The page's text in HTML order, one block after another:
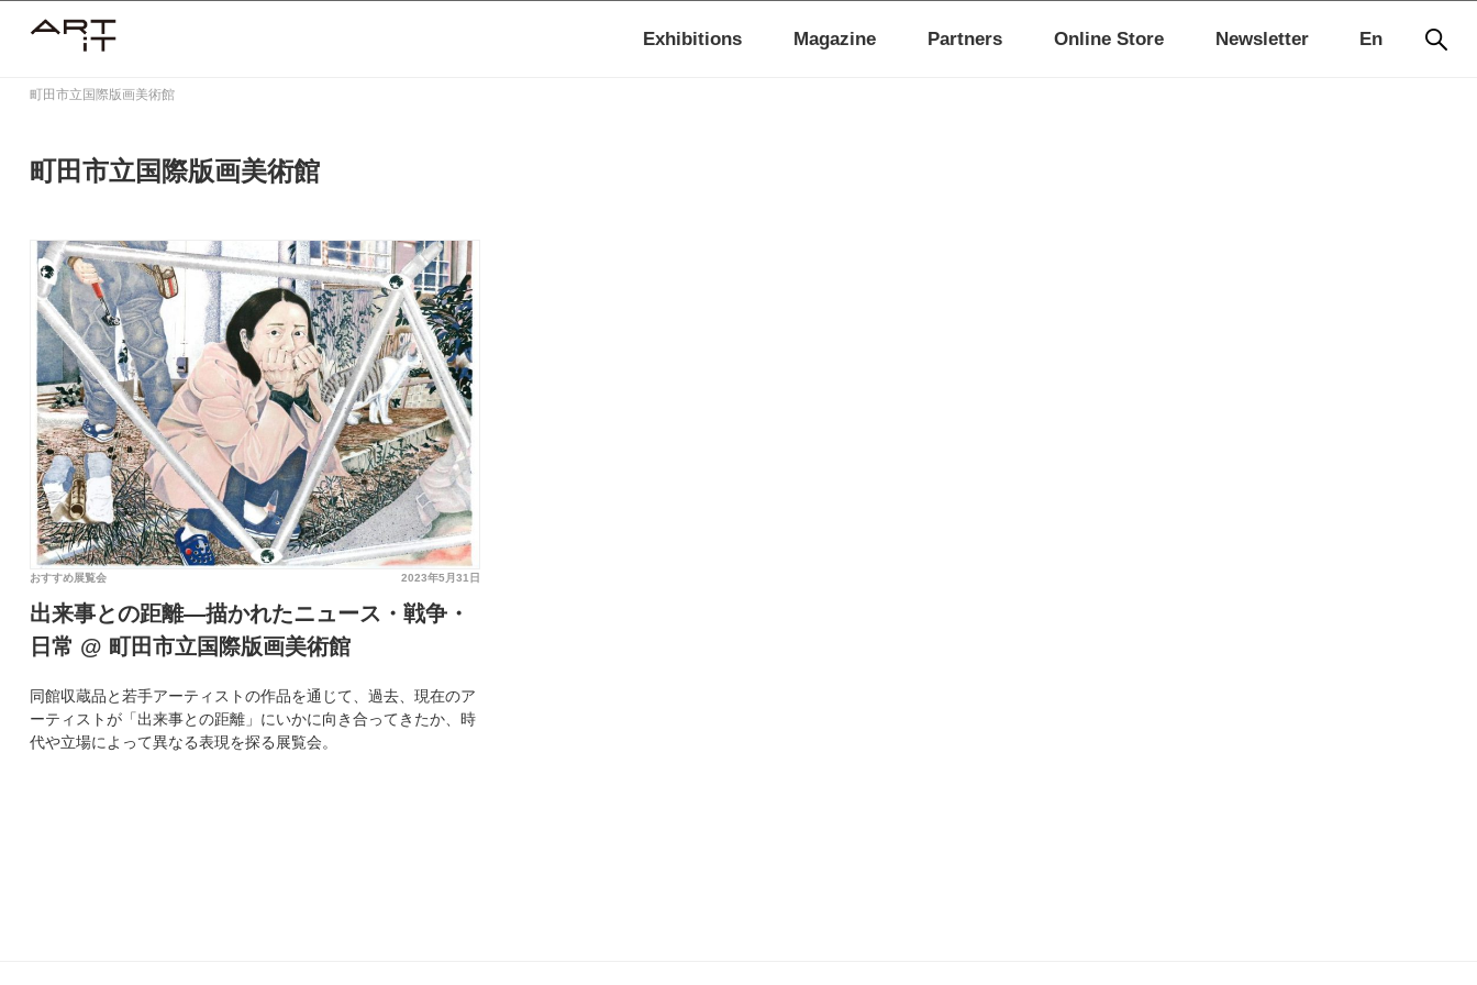
En
Exhibitions Magazine Partners Online Store Newsletter
町田市立国際版画美術館
町田市立国際版画美術館
2023年5月31日
おすすめ展覧会
出来事との距離—描かれたニュース・戦争・
日常 @ 町田市立国際版画美術館
同館収蔵品と若手アーティストの作品を通じて、過去、現在のア
ーティストが「出来事との距離」にいかに向き合ってきたか、時
代や立場によって異なる表現を探る展覧会。